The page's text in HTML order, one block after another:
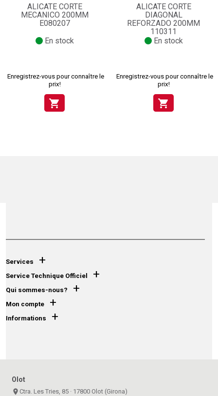
ALICATE CORTE
MECANICO 200MM
E080207
En stock
Enregistrez-vous pour connaître le
prix!
shopping_cart
ALICATE CORTE
DIAGONAL
REFORZADO 200MM
110311
En stock
Enregistrez-vous pour connaître le
prix!
shopping_cart
Services +
Service Technique Officiel +
Qui sommes-nous? +
Mon compte +
Informations +
Olot
place Ctra. Les Tries, 85 · 17800 Olot (Girona)